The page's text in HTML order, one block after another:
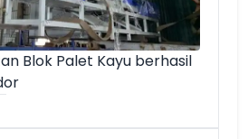
Blok Palet Kayu berhasil